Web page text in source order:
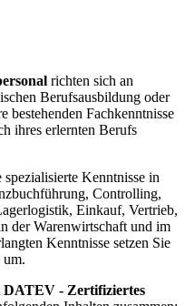
richten sich an
Berufsausbildung oder
bestehenden Fachkenntnisse
ihres erlernten Berufs
Kenntnisse in
Controlling,
Einkauf, Vertrieb,
der Warenwirtschaft und im
Kenntnisse setzen Sie
um.
- Zertifiziertes